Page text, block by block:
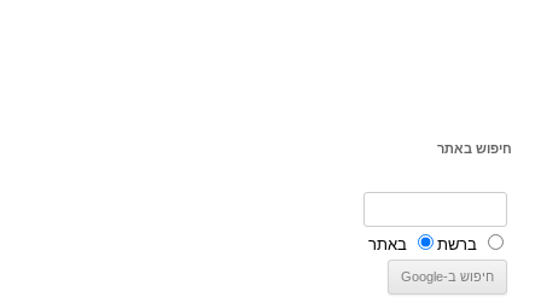
חיפוש באתר
ברשת באתר